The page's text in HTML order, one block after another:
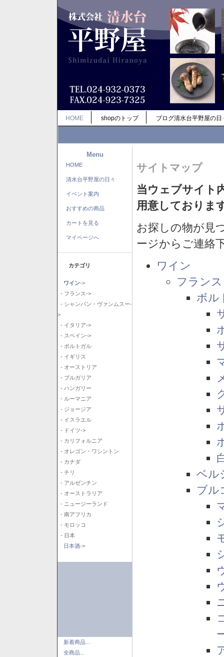
HOME shopのトップ ブログ清水台平野屋の日
Menu
HOME
清水台平野屋の日々
イベント案内
おすすめの商品
カートを見る
マイページへ
カテゴリ
ワイン->
- フランス->
- シャンパン・ヴァンムスー-
>
- イタリア->
- スペイン->
- ポルトガル
- イギリス
- オーストリア
- ブルガリア
- ハンガリー
- ルーマニア
- ジョージア
- イスラエル
- ドイツ->
- カリフォルニア
- オレゴン・ワシントン
- カナダ
- チリ
- アルゼンチン
- オーストラリア
- ニュージーランド
- 南アフリカ
- モロッコ
- 日本
日本酒->
新着商品...
全商品...
サイトマップ
当ウェブサイト
用意しておりま
お探しの物が見
ージからご連絡
ワイン
フランス
ボル
ベル
ブル